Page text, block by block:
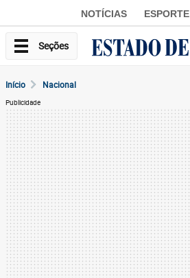
NOTÍCIAS ESPORTE
Seções
Início Nacional
Publicidade